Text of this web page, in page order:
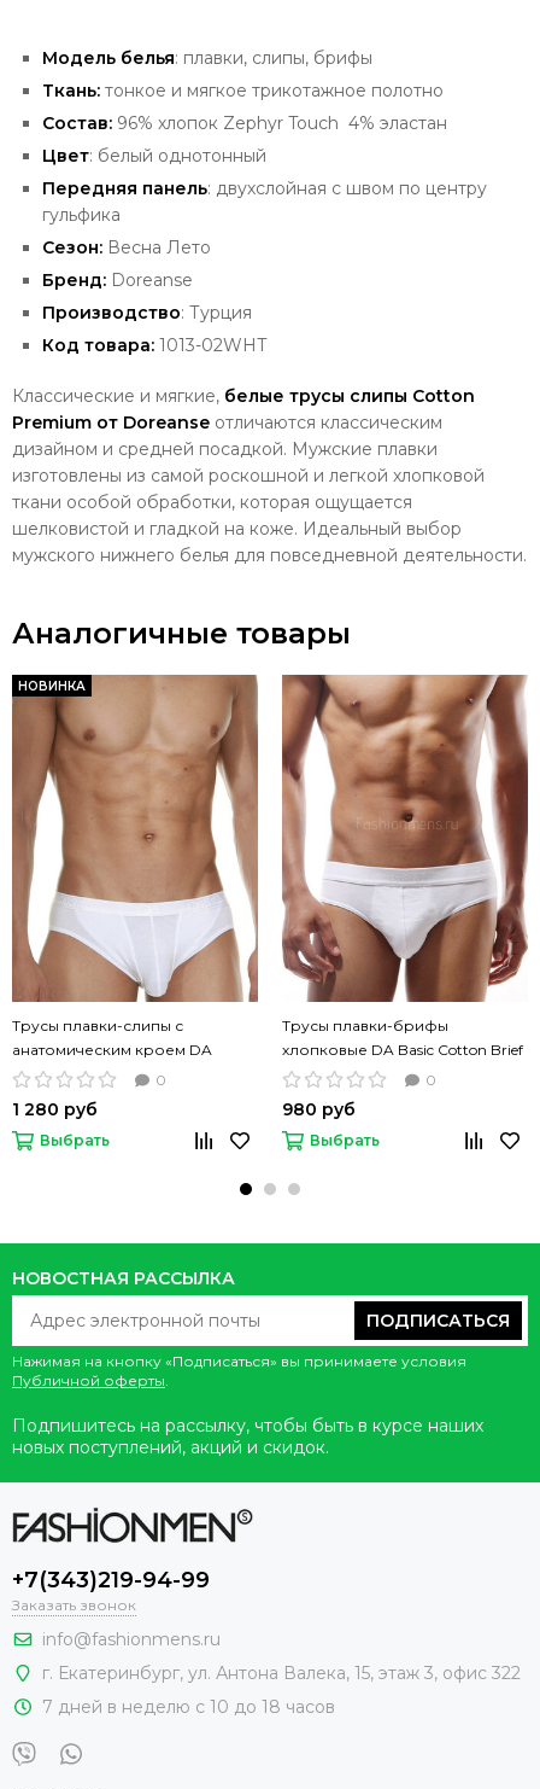
Модель белья: плавки, слипы, брифы
Ткань: тонкое и мягкое трикотажное полотно
Состав: 96% хлопок Zephyr Touch 4% эластан
Цвет: белый однотонный
Передняя панель: двухслойная с швом по центру
гульфика
Сезон: Весна Лето
Бренд: Doreanse
Производство: Турция
Код товара: 1013-02WHT
Классические и мягкие, белые трусы слипы Cotton
Premium от Doreanse отличаются классическим
дизайном и средней посадкой. Мужские плавки
изготовлены из самой роскошной и легкой хлопковой
ткани особой обработки, которая ощущается
шелковистой и гладкой на коже. Идеальный выбор
мужского нижнего белья для повседневной деятельности.
Аналогичные товары
НОВИНКА
Трусы плавки-слипы с
анатомическим кроем DA
Adonis белые
0
1 280 руб
Выбрать
Трусы плавки-брифы
хлопковые DA Basic Cotton Brief
White белые
0
980 руб
Выбрать
НОВОСТНАЯ РАССЫЛКА
ПОДПИСАТЬСЯ
Нажимая на кнопку «Подписаться» вы принимаете условия
Публичной оферты.
Подпишитесь на рассылку, чтобы быть в курсе наших
новых поступлений, акций и скидок.
+7(343)219-94-99
Заказать звонок
info@fashionmens.ru
г. Екатеринбург, ул. Антона Валека, 15, этаж 3, офис 322
7 дней в неделю с 10 до 18 часов